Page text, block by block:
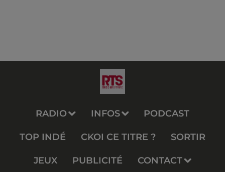
RADIO INFOS PODCAST
TOP INDÉ CKOI CE TITRE ? SORTIR
JEUX PUBLICITÉ CONTACT